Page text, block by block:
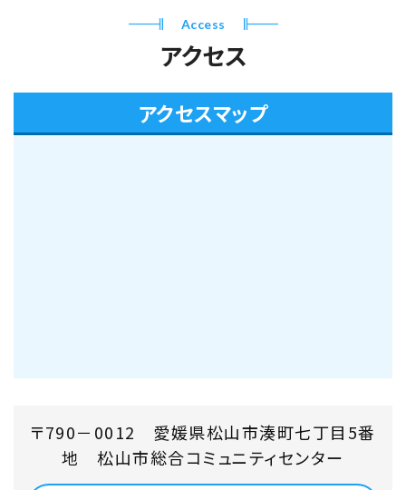
Access
アクセス
アクセスマップ
〒790－0012 愛媛県松山市湊町七丁目5番
地 松山市総合コミュニティセンター